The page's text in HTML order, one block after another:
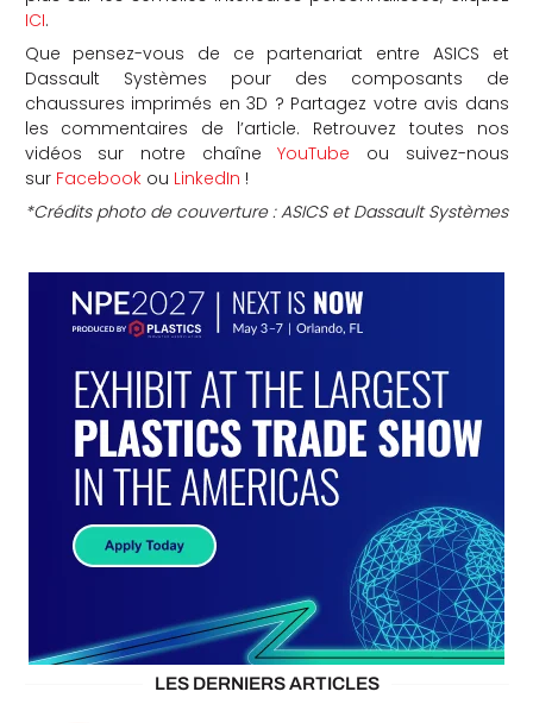
ICI.
Que pensez-vous de ce partenariat entre ASICS et
Dassault Systèmes pour des composants de
chaussures imprimés en 3D ? Partagez votre avis dans
les commentaires de l’article. Retrouvez toutes nos
vidéos sur notre chaîneYouTube ou suivez-nous
sur Facebookou LinkedIn !
*Crédits photo de couverture : ASICS et Dassault Systèmes
LES DERNIERS ARTICLES